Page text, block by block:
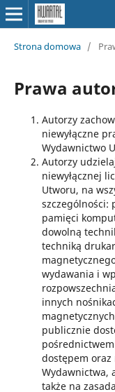
Strona domowa /
Prawa
Autorzy
niewyłączne
Wydawnictwo
Autorzy
niewyłącznej
Utworu, na
szczególności:
pamięci
dowolną
techniką
wydawania i
innych
publicznie
dostępem
Wydawnictwa,
także na